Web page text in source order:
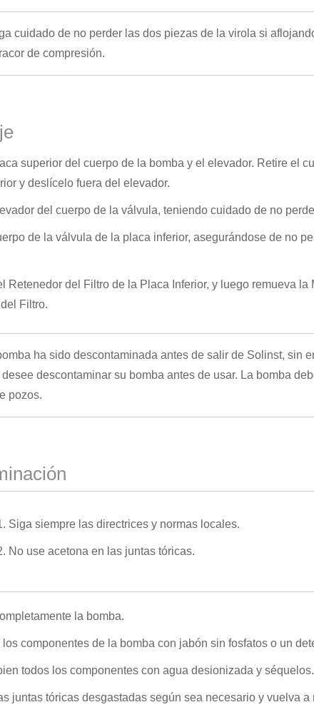
cuidado de no perder las dos piezas de la virola si
de compresión.
superior del cuerpo de la bomba y el elevador. Retire el
y deslícelo fuera del elevador.
del cuerpo de la válvula, teniendo cuidado de no
de la válvula de la placa inferior, asegurándose de no
Retenedor del Filtro de la Placa Inferior, y luego remueva la
Filtro.
ha sido descontaminada antes de salir de Solinst, sin
descontaminar su bomba antes de usar. La bomba
pozos.
Siga siempre las directrices y normas locales.
No use acetona en las juntas tóricas.
la bomba.
los componentes de la bomba con jabón sin fosfatos o un
todos los componentes con agua desionizada y séquelos.
juntas tóricas desgastadas según sea necesario y vuelva a